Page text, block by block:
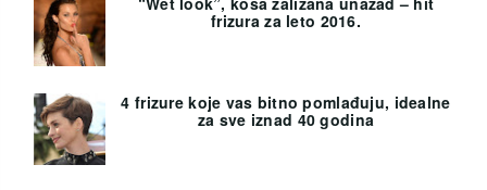
frizura za leto 2016.
4 frizure koje vas bitno pomlađuju, idealne
za sve iznad 40 godina